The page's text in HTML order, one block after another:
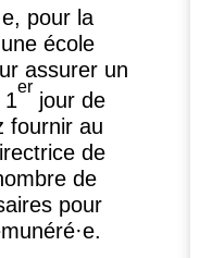
e, pour la
école
assurer un
1
er
jour de
fournir au
de
de
pour
·e.